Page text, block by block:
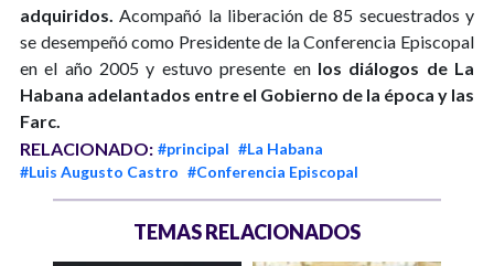
adquiridos. Acompañó la liberación de 85 secuestrados y
se desempeñó como Presidente de la Conferencia Episcopal
en el año 2005 y estuvo presente en los diálogos de La
Habana adelantados entre el Gobierno de la época y las
Farc.
RELACIONADO: #principal #La Habana
#Luis Augusto Castro #Conferencia Episcopal
TEMAS RELACIONADOS